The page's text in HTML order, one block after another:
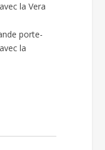
la Vera
porte-
la